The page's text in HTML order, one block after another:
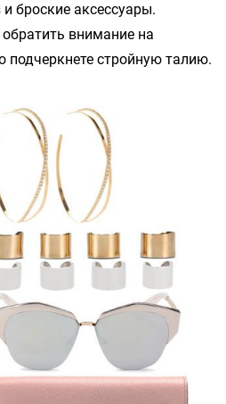
броские аксессуары.
внимание на
подчеркнете стройную талию.